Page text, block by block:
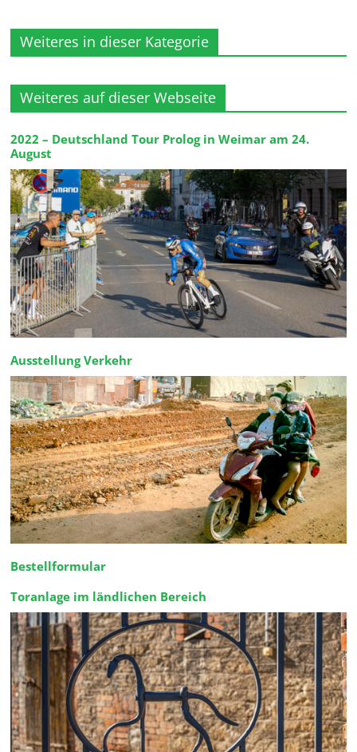
Weiteres in dieser Kategorie
Weiteres auf dieser Webseite
2022 – Deutschland Tour Prolog in Weimar am 24.
August
Ausstellung Verkehr
Bestellformular
Toranlage im ländlichen Bereich